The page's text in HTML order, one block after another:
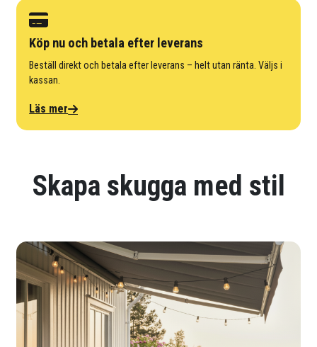
Köp nu och betala efter leverans
Beställ direkt och betala efter leverans – helt utan ränta. Väljs i
kassan.
Läs mer
Skapa skugga med stil